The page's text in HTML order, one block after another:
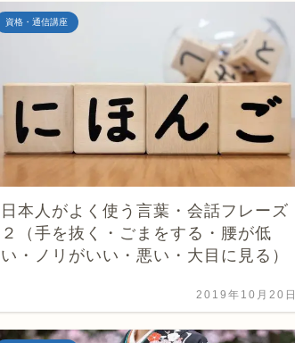
資格・通信講座
日本人がよく使う言葉・会話フレーズ
２（手を抜く・ごまをする・腰が低
い・ノリがいい・悪い・大目に見る）
2019年10月20日